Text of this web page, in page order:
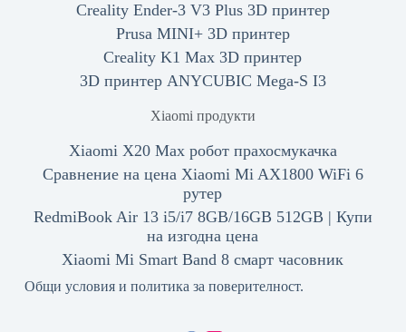
Creality Ender-3 V3 Plus 3D принтер
Prusa MINI+ 3D принтер
Creality K1 Max 3D принтер
3D принтер ANYCUBIC Mega-S I3
Xiaomi продукти
Xiaomi X20 Max робот прахосмукачка
Сравнение на цена Xiaomi Mi AX1800 WiFi 6
рутер
RedmiBook Air 13 i5/i7 8GB/16GB 512GB | Купи
на изгодна цена
Xiaomi Mi Smart Band 8 смарт часовник
Общи условия и политика за поверителност.